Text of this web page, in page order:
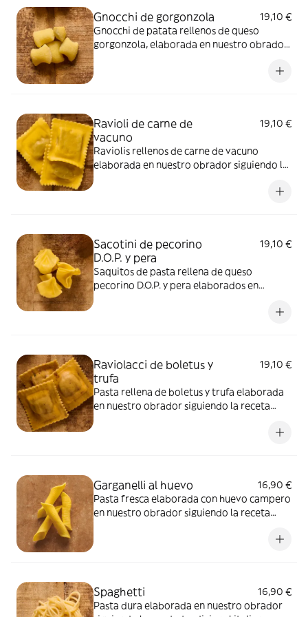
Gnocchi de gorgonzola
19,10 €
Gnocchi de patata rellenos de queso
gorgonzola, elaborada en nuestro obrador
Ravioli de carne de
vacuno
19,10 €
Raviolis rellenos de carne de vacuno
elaborada en nuestro obrador siguiendo la
Sacotini de pecorino
D.O.P. y pera
19,10 €
Saquitos de pasta rellena de queso
pecorino D.O.P. y pera elaborados en
Raviolacci de boletus y
trufa
19,10 €
Pasta rellena de boletus y trufa elaborada
en nuestro obrador siguiendo la receta
Garganelli al huevo
16,90 €
Pasta fresca elaborada con huevo campero
en nuestro obrador siguiendo la receta
Spaghetti
16,90 €
Pasta dura elaborada en nuestro obrador